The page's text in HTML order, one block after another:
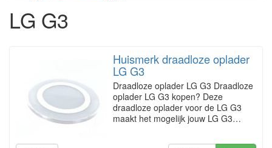
LG G3
Huismerk draadloze oplader
LG G3
Draadloze oplader LG G3 Draadloze
oplader LG G3 kopen? Deze
draadloze oplader voor de LG G3
maakt het mogelijk jouw LG G3…